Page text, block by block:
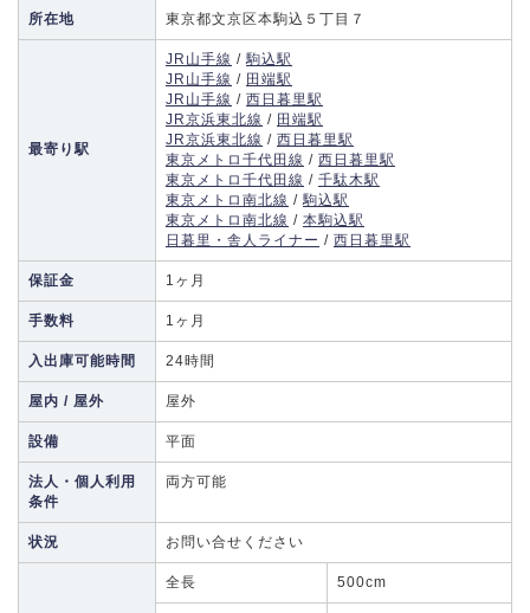
所在地 東京都文京区本駒込５丁目７
最寄り駅
JR山手線 /駒込駅
JR山手線 / 田端駅
JR山手線 / 西日暮里駅
JR京浜東北線 / 田端駅
JR京浜東北線 / 西日暮里駅
東京メトロ千代田線 / 西日暮里駅
東京メトロ千代田線 / 千駄木駅
東京メトロ南北線 /駒込駅
東京メトロ南北線 / 本駒込駅
日暮里・舎人ライナー / 西日暮里駅
保証金 1ヶ月
手数料 1ヶ月
入出庫可能時間 24時間
屋内 / 屋外 屋外
設備 平面
法人・個人利用
条件
両方可能
状況 お問い合せください
全長 500cm